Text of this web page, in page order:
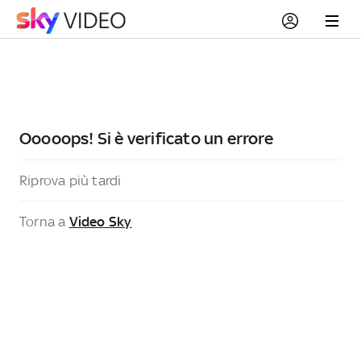
Ooooops! Si è verificato un errore
Riprova più tardi
Torna a Video Sky